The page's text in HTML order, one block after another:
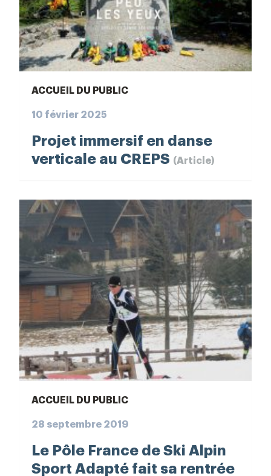
ACCUEIL DU PUBLIC
10 février 2025
Projet immersif en danse
verticale au CREPS (Article)
ACCUEIL DU PUBLIC
28 septembre 2019
Le Pôle France de Ski Alpin
Sport Adapté fait sa rentrée